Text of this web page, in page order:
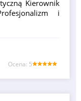
Kierownik
i
Оcena: 5